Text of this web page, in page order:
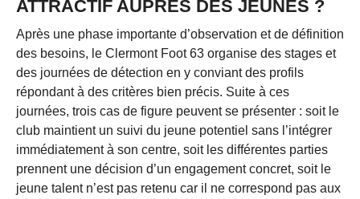
ATTRACTIF AUPRÈS DES JEUNES ?
Après une phase importante d’observation et de définition
des besoins, le Clermont Foot 63 organise des stages et
des journées de détection en y conviant des profils
répondant à des critères bien précis. Suite à ces
journées, trois cas de figure peuvent se présenter : soit le
club maintient un suivi du jeune potentiel sans l’intégrer
immédiatement à son centre, soit les différentes parties
prennent une décision d’un engagement concret, soit le
jeune talent n’est pas retenu car il ne correspond pas aux